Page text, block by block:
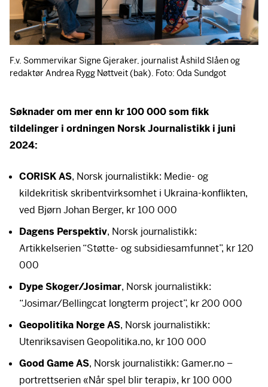
F.v. Sommervikar Signe Gjeraker, journalist Åshild Slåen og
redaktør Andrea Rygg Nøttveit (bak). Foto: Oda Sundgot
Søknader om mer enn kr 100 000 som fikk
tildelinger i ordningen Norsk Journalistikk i juni
2024:
CORISKAS, Norsk journalistikk: Medie- og
kildekritisk skribentvirksomhet i Ukraina-konflikten,
ved Bjørn Johan Berger, kr 100 000
Dagens Perspektiv, Norsk journalistikk:
Artikkelserien “Støtte- og subsidiesamfunnet”, kr 120
000
Dype Skoger/Josimar, Norsk journalistikk:
“Josimar/Bellingcat longterm project”, kr 200 000
Geopolitika Norge AS, Norsk journalistikk:
Utenriksavisen Geopolitika.no, kr 100 000
Good Game AS, Norsk journalistikk: Gamer.no –
portrettserien «Når spel blir terapi», kr 100 000